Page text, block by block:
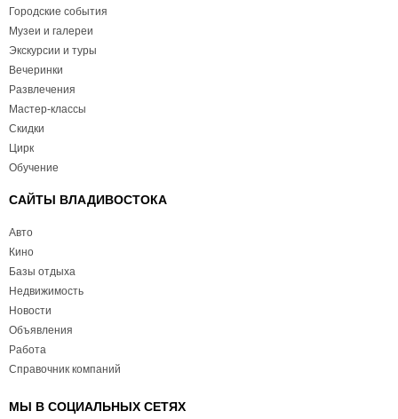
Городские события
Музеи и галереи
Экскурсии и туры
Вечеринки
Развлечения
Мастер-классы
Скидки
Цирк
Обучение
САЙТЫ ВЛАДИВОСТОКА
Авто
Кино
Базы отдыха
Недвижимость
Новости
Объявления
Работа
Справочник компаний
МЫ В СОЦИАЛЬНЫХ СЕТЯХ